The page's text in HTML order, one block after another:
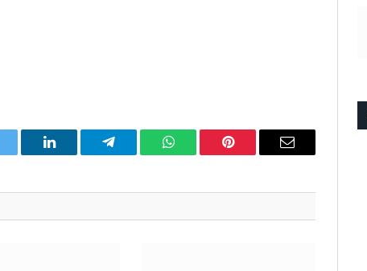
LinkedIn Telegram WhatsAppPinterest Email